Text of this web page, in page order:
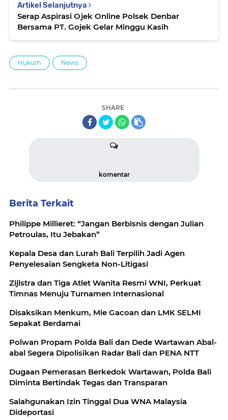
Artikel Selanjutnya
Serap Aspirasi Ojek Online Polsek Denbar
Bersama PT. Gojek Gelar Minggu Kasih
Hukum News
SHARE
komentar
Berita Terkait
Philippe Millieret: “Jangan Berbisnis dengan Julian
Petroulas, Itu Jebakan”
Kepala Desa dan Lurah Bali Terpilih Jadi Agen
Penyelesaian Sengketa Non-Litigasi
Zijlstra dan Tiga Atlet Wanita Resmi WNI, Perkuat
Timnas Menuju Turnamen Internasional
Disaksikan Menkum, Mie Gacoan dan LMK SELMI
Sepakat Berdamai
Polwan Propam Polda Bali dan Dede Wartawan Abal-
abal Segera Dipolisikan Radar Bali dan PENA NTT
Dugaan Pemerasan Berkedok Wartawan, Polda Bali
Diminta Bertindak Tegas dan Transparan
Salahgunakan Izin Tinggal Dua WNA Malaysia
Dideportasi